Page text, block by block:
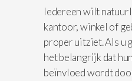
Iedereen wilt
kantoor, winkel of
proper uitziet. Als u
het belangrijk dat
beïnvloed wordt